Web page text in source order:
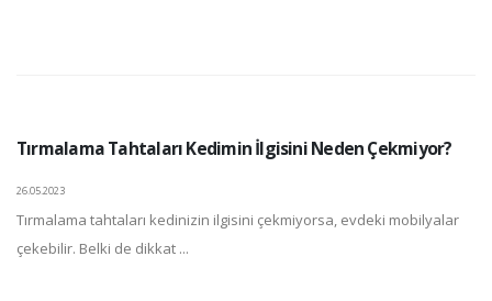
Tırmalama Tahtaları Kedimin İlgisini Neden Çekmiyor?
26.05.2023
Tırmalama tahtaları kedinizin ilgisini çekmiyorsa, evdeki mobilyalar
çekebilir. Belki de dikkat ...